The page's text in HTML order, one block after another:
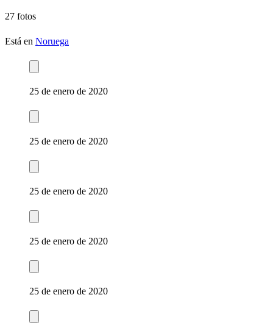
27 fotos
Está en Noruega
25 de enero de 2020
25 de enero de 2020
25 de enero de 2020
25 de enero de 2020
25 de enero de 2020